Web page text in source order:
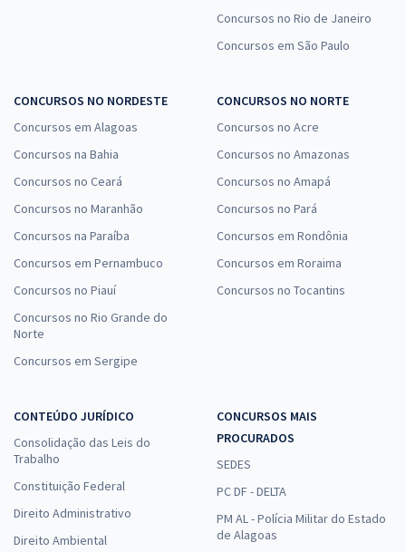
Concursos no Rio de Janeiro
Concursos em São Paulo
CONCURSOS NO NORDESTE
Concursos em Alagoas
Concursos na Bahia
Concursos no Ceará
Concursos no Maranhão
Concursos na Paraíba
Concursos em Pernambuco
Concursos no Piauí
Concursos no Rio Grande do
Norte
Concursos em Sergipe
CONCURSOS NO NORTE
Concursos no Acre
Concursos no Amazonas
Concursos no Amapá
Concursos no Pará
Concursos em Rondônia
Concursos em Roraima
Concursos no Tocantins
CONTEÚDO JURÍDICO
Consolidação das Leis do
Trabalho
Constituição Federal
Direito Administrativo
Direito Ambiental
CONCURSOS MAIS
PROCURADOS
SEDES
PC DF - DELTA
PM AL - Polícia Militar do Estado
de Alagoas